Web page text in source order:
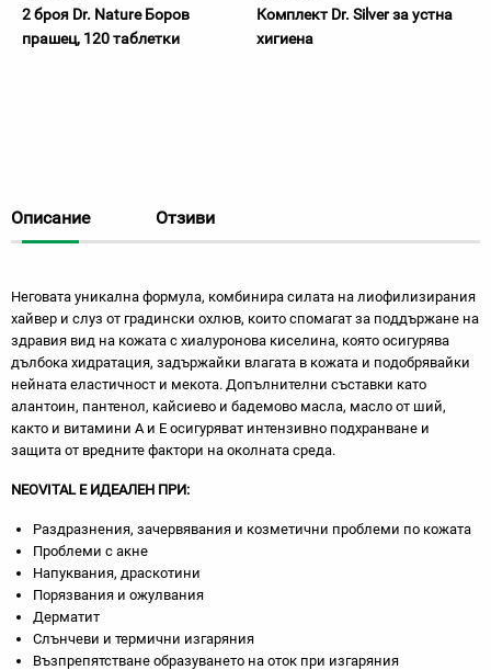
2 броя Dr. Nature Боров
прашец, 120 таблетки
Комплект Dr. Silver за устна
хигиена
Описание Отзиви
Неговата уникална формула, комбинира силата на лиофилизирания
хайвер и слуз от градински охлюв, които спомагат за поддържане на
здравия вид на кожата c хиалуронова киселина, която осигурява
дълбока хидратация, задържайки влагата в кожата и подобрявайки
нейната еластичност и мекота. Допълнителни съставки като
алантоин, пантенол, кайсиево и бадемово масла, масло от ший,
както и витамини А и Е осигуряват интензивно подхранване и
защита от вредните фактори на околната среда.
NEOVITAL Е ИДЕАЛЕН ПРИ:
Раздразнения, зачервявания и козметични проблеми по кожата
Проблеми с акне
Напуквания, драскотини
Порязвания и ожулвания
Дерматит
Слънчеви и термични изгаряния
Възпрепятстване образуването на оток при изгаряния